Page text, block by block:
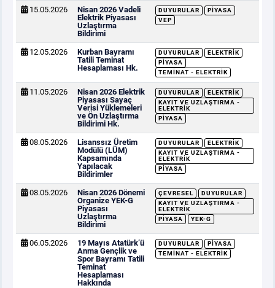
15.05.2026
Nisan 2026 Vadeli
Elektrik Piyasası
Uzlaştırma
Bildirimi
DUYURULAR
PIYASA
VEP
12.05.2026
Kurban Bayramı
Tatili Teminat
Hesaplaması Hk.
DUYURULAR
ELEKTRIK
PIYASA
TEMINAT - ELEKTRIK
11.05.2026
Nisan 2026 Elektrik
Piyasası Sayaç
Verisi Yüklemeleri
ve Ön Uzlaştırma
Bildirimi Hk.
DUYURULAR
ELEKTRIK
KAYIT VE UZLAŞTIRMA -
ELEKTRIK
PIYASA
08.05.2026
Lisanssız Üretim
Modülü (LÜM)
Kapsamında
Yapılacak
Bildirimler
DUYURULAR
ELEKTRIK
KAYIT VE UZLAŞTIRMA -
ELEKTRIK
PIYASA
08.05.2026
Nisan 2026 Dönemi
Organize YEK-G
Piyasası
Uzlaştırma
Bildirimi
ÇEVRESEL
DUYURULAR
KAYIT VE UZLAŞTIRMA -
ELEKTRIK
PIYASA
YEK-G
06.05.2026
19 Mayıs Atatürk’ü
Anma Gençlik ve
Spor Bayramı Tatili
Teminat
Hesaplaması
Hakkında
DUYURULAR
PIYASA
TEMINAT - ELEKTRIK